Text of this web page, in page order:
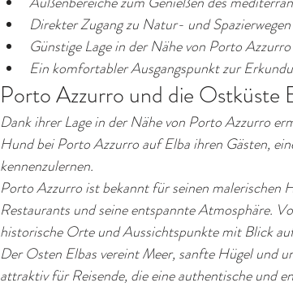
Direkter Zugang zu Natur- und Spazierwegen
Günstige Lage in der Nähe von Porto Azzurro
Ein komfortabler Ausgangspunkt zur
Porto Azzurro und die Ostküste
Dank ihrer Lage in der Nähe von Porto Azzurro
Hund bei Porto Azzurro auf Elba ihren Gästen,
kennenzulernen.
Porto Azzurro ist bekannt für seinen malerischen
Restaurants und seine entspannte Atmosphäre.
historische Orte und Aussichtspunkte mit Blick
Der Osten Elbas vereint Meer, sanfte Hügel und
attraktiv für Reisende, die eine authentische und